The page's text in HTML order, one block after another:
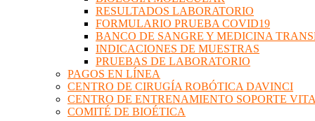
RESULTADOS LABORATORIO
FORMULARIO PRUEBA COVID19
BANCO DE SANGRE Y MEDICINA
INDICACIONES DE MUESTRAS
PRUEBAS DE LABORATORIO
PAGOS EN LÍNEA
CENTRO DE CIRUGÍA ROBÓTICA DAVINCI
CENTRO DE ENTRENAMIENTO SOPORTE
COMITÉ DE BIOÉTICA